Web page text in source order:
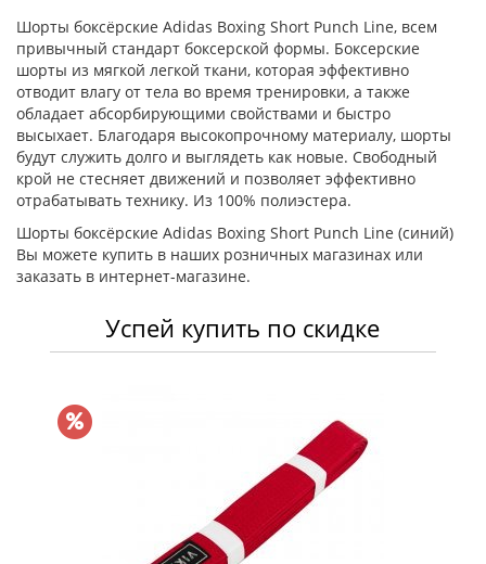
Шорты боксёрские Adidas Boxing Short Punch Line, всем
привычный стандарт боксерской формы. Боксерские
шорты из мягкой легкой ткани, которая эффективно
отводит влагу от тела во время тренировки, а также
обладает абсорбирующими свойствами и быстро
высыхает. Благодаря высокопрочному материалу, шорты
будут служить долго и выглядеть как новые. Свободный
крой не стесняет движений и позволяет эффективно
отрабатывать технику. Из 100% полиэстера.
Шорты боксёрские Adidas Boxing Short Punch Line (синий)
Вы можете купить в наших розничных магазинах или
заказать в интернет-магазине.
Успей купить по скидке